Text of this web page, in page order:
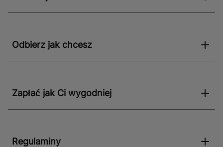
Odbierz jak chcesz
Zapłać jak Ci wygodniej
Regulaminy